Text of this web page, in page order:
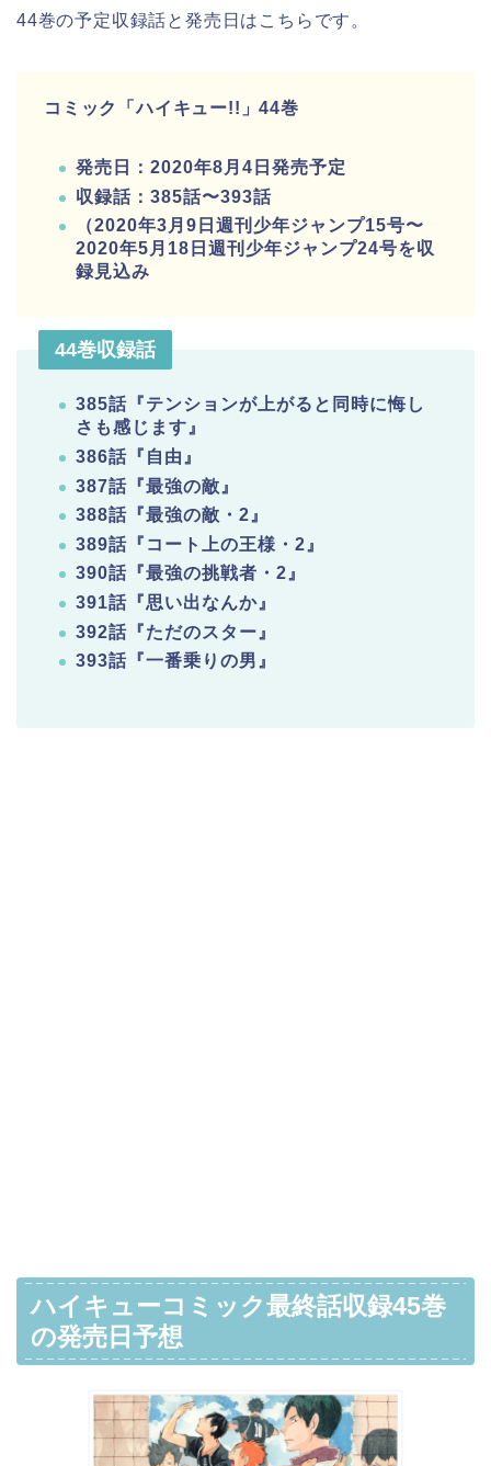
44巻の予定収録話と発売日はこちらです。
コミック「ハイキュー!!」44巻
発売日：2020年8月4日発売予定
収録話：385話〜393話
（2020年3月9日週刊少年ジャンプ15号〜
2020年5月18日週刊少年ジャンプ24号を収
録見込み
44巻収録話
385話『テンションが上がると同時に悔し
さも感じます』
386話『自由』
387話『最強の敵』
388話『最強の敵・2』
389話『コート上の王様・2』
390話『最強の挑戦者・2』
391話『思い出なんか』
392話『ただのスター』
393話『一番乗りの男』
ハイキューコミック最終話収録45巻
の発売日予想